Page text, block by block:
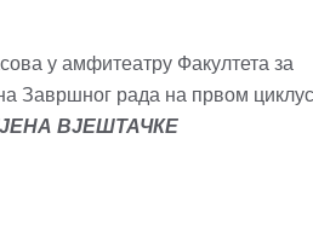
у амфитеатру Факултета за
Завршног рада на првом
ВЈЕШТАЧКЕ